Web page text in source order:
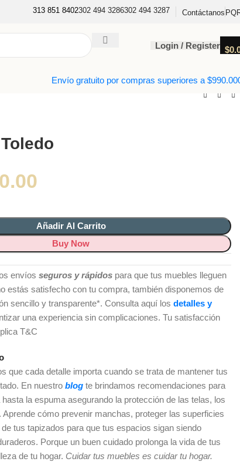
313 851 8402302 494 3286302 494 3287 Contáctanos
Login / Register $
Envío gratuito por compras superiores a
Añadir Al Carrito
Buy Now
envíosseguros y rápidos para que tus muebles lleguen
estás satisfecho con tu compra, también disponemos de
sencillo y transparente*. Consulta aquí losdetalles y
una experiencia sin complicaciones. Tu satisfacción
T&C
que cada detalle importa cuando se trata de mantener tus
En nuestroblogte brindamos recomendaciones para
la espuma asegurando la protección de las telas, los
cómo prevenir manchas, proteger las superficies
tus tapizados para que tus espacios sigan siendo
Porque un buen cuidado prolonga la vida de tus
de tu hogar. Cuidar tus muebles es cuidar tu hogar.